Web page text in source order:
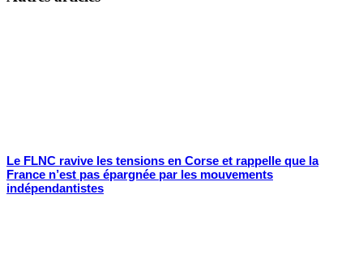
Le FLNC ravive les tensions en Corse et rappelle que la
France n’est pas épargnée par les mouvements
indépendantistes